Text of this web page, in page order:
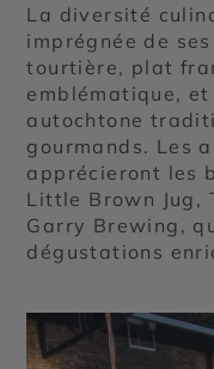
La diversité
imprégnée de
tourtière, plat
emblématique,
autochtone
gourmands. Les
apprécieront les
Little Brown Jug,
Garry Brewing,
dégustations